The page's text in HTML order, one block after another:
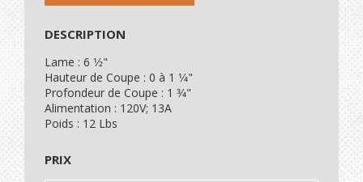
DESCRIPTION
Lame : 6 1⁄2"
Hauteur de Coupe : 0 à 1 1⁄4"
Profondeur de Coupe : 1 3⁄4"
Alimentation : 120V; 13A
Poids : 12 Lbs
PRIX